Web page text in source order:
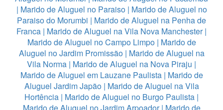
| Marido de Aluguel no Paraiso| Marido de Aluguel no
Paraiso do Morumbi | Marido de Aluguel na Penha de
Franca | Marido de Aluguel na Vila Nova Manchester|
Marido de Aluguel no Campo Limpo| Marido de
Aluguel no Jardim Promissão| Marido de Aluguel na
Vila Norma | Marido de Aluguel na Nova Piraju |
Marido de Aluguel em Lauzane Paulista| Marido de
Aluguel Jardim Japão| Marido de Aluguel na Vila
Hortência | Marido de Aluguel no Burgo Paulista |